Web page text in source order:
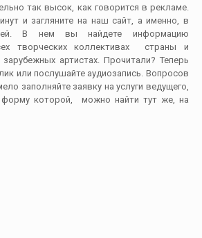
так высок, как говорится в рекламе.
и загляните на наш сайт, а именно, в
В нем вы найдете информацию
творческих коллективах страны и
артистах. Прочитали? Теперь
или послушайте аудиозапись. Вопросов
заполняйте заявку на услуги ведущего,
которой, можно найти тут же, на